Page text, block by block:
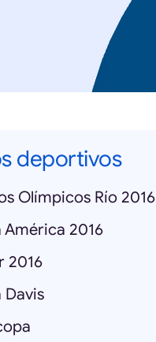
deportivos
Olímpicos Río 2016
América 2016
2016
Davis